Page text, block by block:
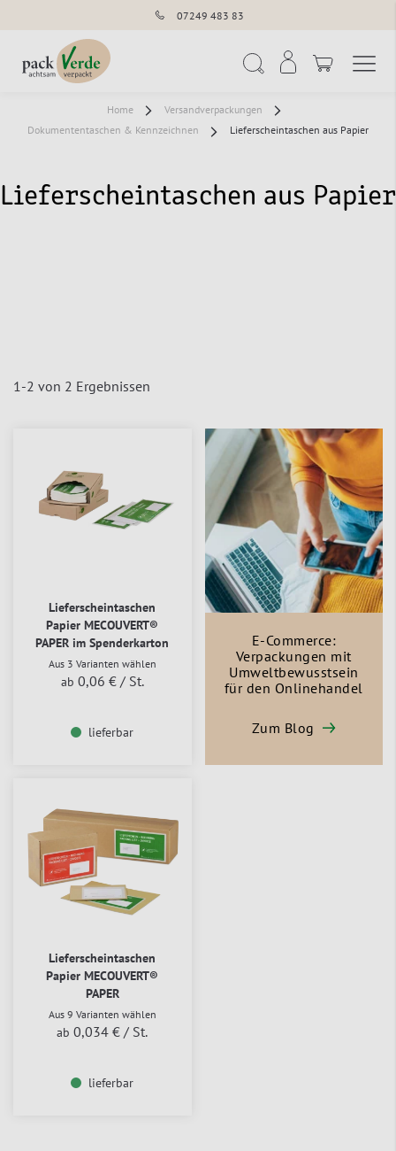
07249 483 83
Home
Versandverpackungen
Dokumententaschen & Kennzeichnen
Lieferscheintaschen aus Papier
Lieferscheintaschen aus Papier
1 -2 von 2 Ergebnissen
Lieferscheintaschen
Papier MECOUVERT®
PAPER im Spenderkarton
Aus 3 Varianten wählen
ab 0,06 € / St.
lieferbar
E-Commerce:
Verpackungen mit
Umweltbewusstsein
für den Onlinehandel
Zum Blog
Lieferscheintaschen
Papier MECOUVERT®
PAPER
Aus 9 Varianten wählen
ab 0,034 € / St.
lieferbar